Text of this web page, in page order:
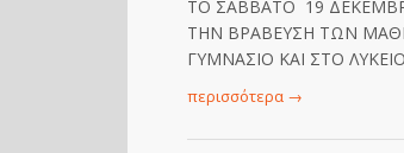
ΤΟ ΣΑΒΒΑΤΟ 19
ΤΗΝ ΒΡΑΒΕΥΣΗ ΤΩΝ
ΓΥΜΝΑΣΙΟ ΚΑΙ ΣΤΟ
περισσότερα →